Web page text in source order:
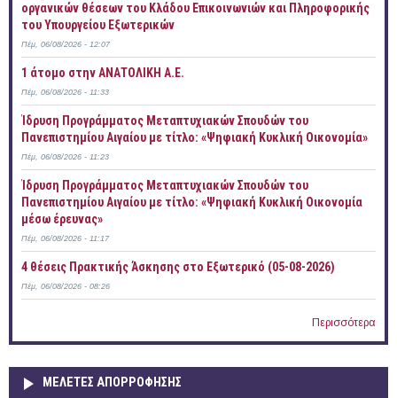
οργανικών θέσεων του Κλάδου Επικοινωνιών και Πληροφορικής
του Υπουργείου Εξωτερικών
Πέμ, 06/08/2026 - 12:07
1 άτομο στην ΑΝΑΤΟΛΙΚΗ Α.Ε.
Πέμ, 06/08/2026 - 11:33
Ίδρυση Προγράμματος Μεταπτυχιακών Σπουδών του
Πανεπιστημίου Αιγαίου με τίτλο: «Ψηφιακή Κυκλική Οικονομία»
Πέμ, 06/08/2026 - 11:23
Ίδρυση Προγράμματος Μεταπτυχιακών Σπουδών του
Πανεπιστημίου Αιγαίου με τίτλο: «Ψηφιακή Κυκλική Οικονομία
μέσω έρευνας»
Πέμ, 06/08/2026 - 11:17
4 θέσεις Πρακτικής Άσκησης στο Εξωτερικό (05-08-2026)
Πέμ, 06/08/2026 - 08:26
Περισσότερα
ΜΕΛΕΤΕΣ ΑΠΟΡΡΟΦΗΣΗΣ